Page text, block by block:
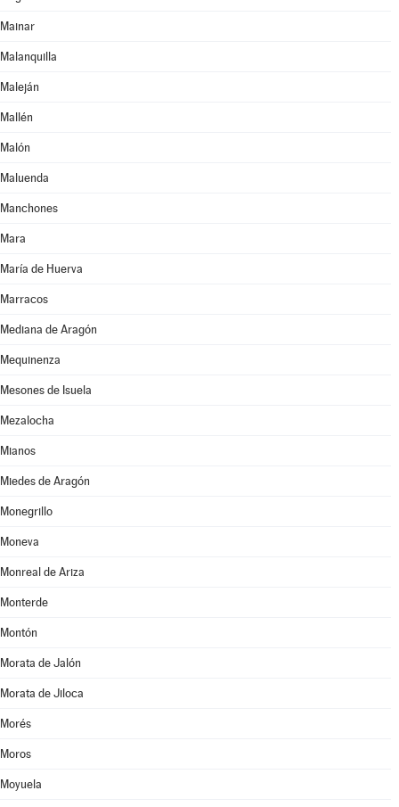
Mainar
Malanquilla
Maleján
Mallén
Malón
Maluenda
Manchones
Mara
María de Huerva
Marracos
Mediana de Aragón
Mequinenza
Mesones de Isuela
Mezalocha
Mianos
Miedes de Aragón
Monegrillo
Moneva
Monreal de Ariza
Monterde
Montón
Morata de Jalón
Morata de Jiloca
Morés
Moros
Moyuela